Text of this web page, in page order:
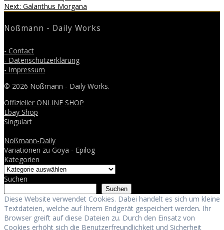
post:
Next: Next
Galanthus Morgana
Noßmann - Daily Works
- Contact
- Datenschutzerklärung
- Impressum
© 2026 Noßmann - Daily Works.
Offizieller ONLINE SHOP
Ebay Shop
Singulart
Noßmann-Daily
Variationen zu Goya - Epilog
Kategorien
Suchen
Suchen
Diese Website verwendet Cookies. Dabei handelt es sich um kleine
Textdateien, welche auf Ihrem Endgerät gespeichert werden. Ihr
Browser greift auf diese Dateien zu. Durch den Einsatz von
Cookies erhöht sich die Benutzerfreundlichkeit und Sicherheit